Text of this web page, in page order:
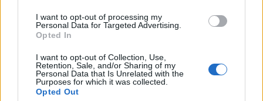
I want to opt-out of processing my
Personal Data for Targeted Advertising.
Opted In
I want to opt-out of Collection, Use,
Retention, Sale, and/or Sharing of my
Personal Data that Is Unrelated with the
Purposes for which it was collected.
Opted Out